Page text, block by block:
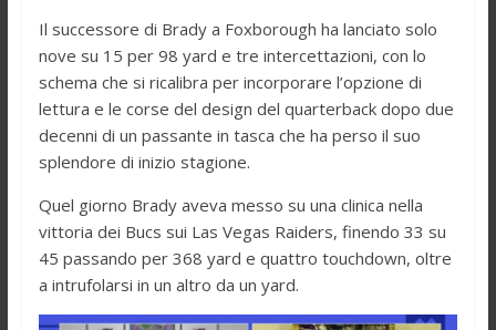
Il successore di Brady a Foxborough ha lanciato solo
nove su 15 per 98 yard e tre intercettazioni, con lo
schema che si ricalibra per incorporare l’opzione di
lettura e le corse del design del quarterback dopo due
decenni di un passante in tasca che ha perso il suo
splendore di inizio stagione.
Quel giorno Brady aveva messo su una clinica nella
vittoria dei Bucs sui Las Vegas Raiders, finendo 33 su
45 passando per 368 yard e quattro touchdown, oltre
a intrufolarsi in un altro da un yard.